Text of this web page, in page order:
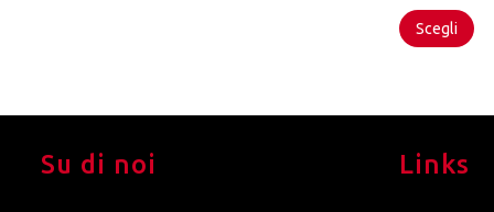
Scegli
Su di noi Links